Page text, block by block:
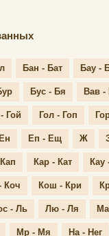
Бан - Бат Бау -
Бус - Бя Вав -
Гой Гол - Гоп
Еп - Ещ Ж
Кар - Кат Кау
Коч Кош - Кри
- Ль Лю - Ля
Мр - Мя На - Нег